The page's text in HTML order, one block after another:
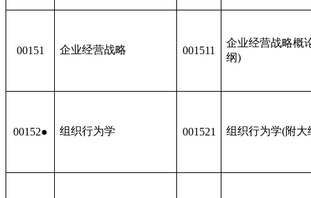
00151 企业经营战略 001511
企业经营战略概
纲)
00152● 组织行为学 001521 组织行为学(附大